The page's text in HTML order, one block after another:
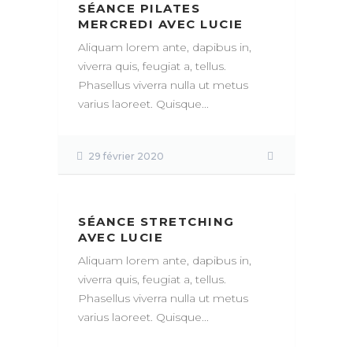
SÉANCE PILATES
MERCREDI AVEC LUCIE
Aliquam lorem ante, dapibus in,
viverra quis, feugiat a, tellus.
Phasellus viverra nulla ut metus
varius laoreet. Quisque...
29 février 2020
SÉANCE STRETCHING
AVEC LUCIE
Aliquam lorem ante, dapibus in,
viverra quis, feugiat a, tellus.
Phasellus viverra nulla ut metus
varius laoreet. Quisque...